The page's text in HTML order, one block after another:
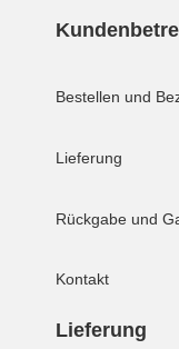
Bestellen und
Lieferung
Rückgabe und
Kontakt
Lieferung